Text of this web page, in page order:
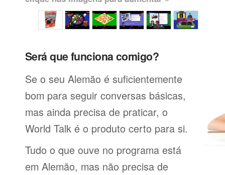
Será que funciona comigo?
Se o seu Alemão é suficientemente
bom para seguir conversas básicas,
mas ainda precisa de praticar, o
World Talk é o produto certo para si.
Tudo o que ouve no programa está
em Alemão, mas não precisa de